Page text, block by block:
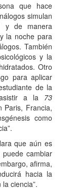
que hace
simulan
y de manera
la noche para
También
y la
Otro
para aplicar
de la
a la 73
Paris, Francia,
como
que aún es
puede cambiar
afirma,
hacia la
ciencia”.